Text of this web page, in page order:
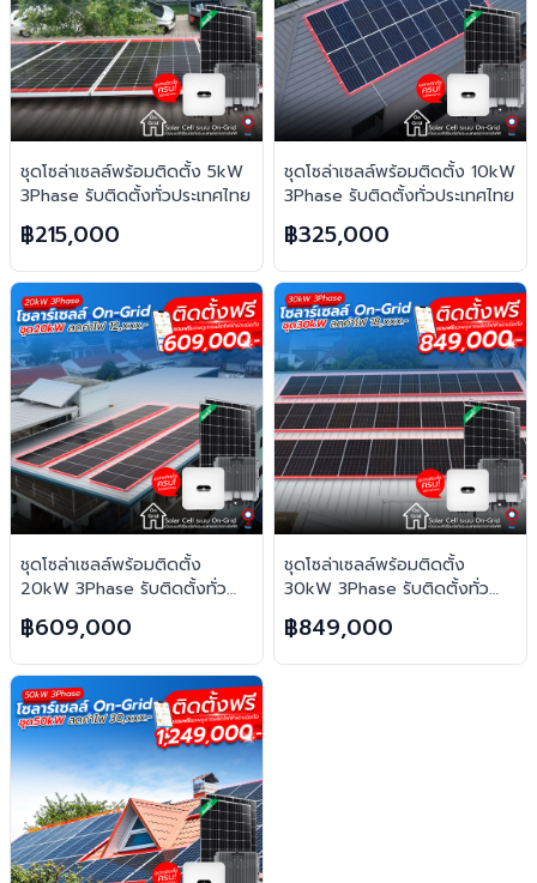
ชุดโซล่าเซลล์พร้อมติดตั้ง 5kW
3Phase รับติดตั้งทั่วประเทศไทย
฿215,000
ชุดโซล่าเซลล์พร้อมติดตั้ง 10kW
3Phase รับติดตั้งทั่วประเทศไทย
฿325,000
ชุดโซล่าเซลล์พร้อมติดตั้ง
20kW 3Phase รับติดตั้งทั่ว
ประเทศไทย
฿609,000
ชุดโซล่าเซลล์พร้อมติดตั้ง
30kW 3Phase รับติดตั้งทั่ว
ประเทศไทย
฿849,000